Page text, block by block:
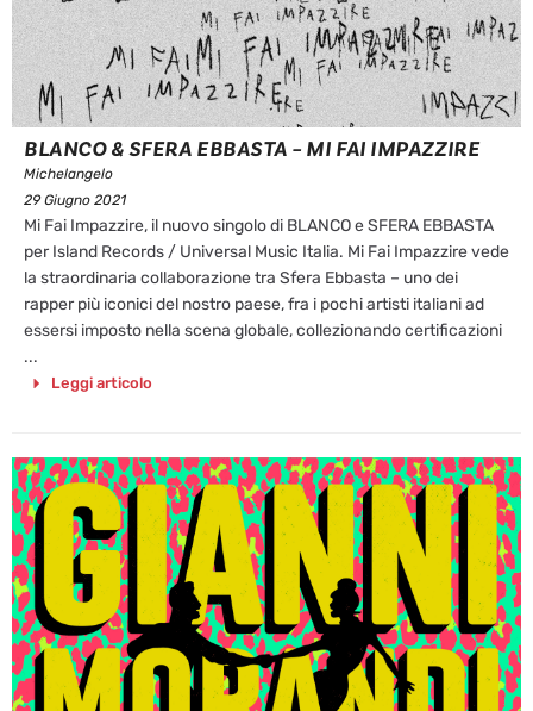
BLANCO & SFERA EBBASTA – MI FAI IMPAZZIRE
Michelangelo
29 Giugno 2021
Mi Fai Impazzire, il nuovo singolo di BLANCO e SFERA EBBASTA
per Island Records / Universal Music Italia. Mi Fai Impazzire vede
la straordinaria collaborazione tra Sfera Ebbasta – uno dei
rapper più iconici del nostro paese, fra i pochi artisti italiani ad
essersi imposto nella scena globale, collezionando certificazioni
...
Leggi articolo